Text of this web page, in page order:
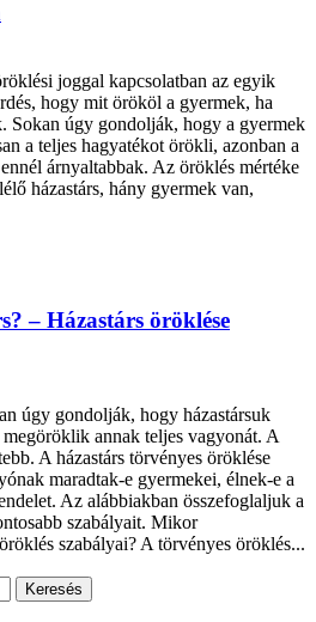
joggal kapcsolatban az egyik
hogy mit örököl a gyermek, ha
Sokan úgy gondolják, hogy a gyermek
a teljes hagyatékot örökli, azonban a
árnyaltabbak. Az öröklés mértéke
házastárs, hány gyermek van,
– Házastárs öröklése
úgy gondolják, hogy házastársuk
annak teljes vagyonát. A
A házastárs törvényes öröklése
maradtak-e gyermekei, élnek-e a
Az alábbiakban összefoglaljuk a
szabályait. Mikor
szabályai? A törvényes öröklés...